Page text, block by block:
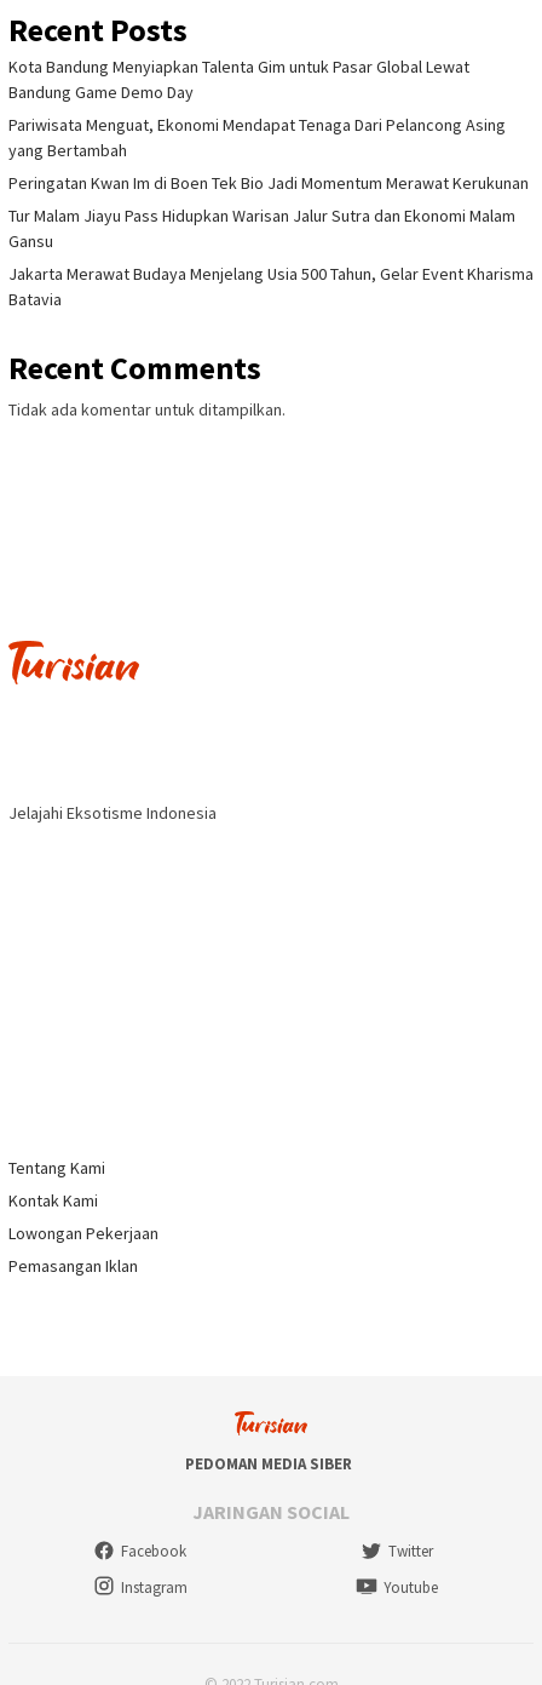
Recent Posts
Kota Bandung Menyiapkan Talenta Gim untuk Pasar Global Lewat
Bandung Game Demo Day
Pariwisata Menguat, Ekonomi Mendapat Tenaga Dari Pelancong Asing
yang Bertambah
Peringatan Kwan Im di Boen Tek Bio Jadi Momentum Merawat Kerukunan
Tur Malam Jiayu Pass Hidupkan Warisan Jalur Sutra dan Ekonomi Malam
Gansu
Jakarta Merawat Budaya Menjelang Usia 500 Tahun, Gelar Event Kharisma
Batavia
Recent Comments
Tidak ada komentar untuk ditampilkan.
Jelajahi Eksotisme Indonesia
Tentang Kami
Kontak Kami
Lowongan Pekerjaan
Pemasangan Iklan
PEDOMAN MEDIA SIBER
JARINGAN SOCIAL
Facebook
Twitter
Instagram
Youtube